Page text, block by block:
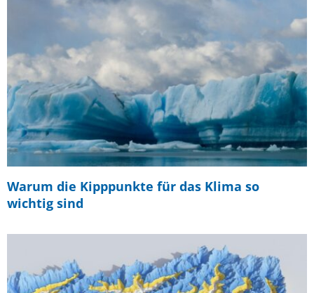
Warum die Kipppunkte für das Klima so
wichtig sind